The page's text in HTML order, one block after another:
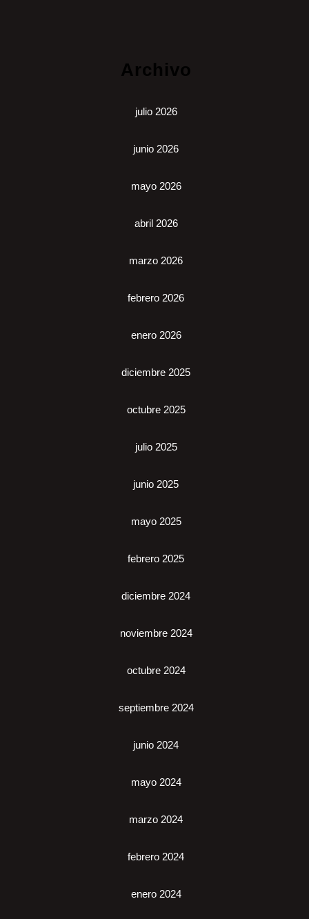
Archivo
julio 2026
junio 2026
mayo 2026
abril 2026
marzo 2026
febrero 2026
enero 2026
diciembre 2025
octubre 2025
julio 2025
junio 2025
mayo 2025
febrero 2025
diciembre 2024
noviembre 2024
octubre 2024
septiembre 2024
junio 2024
mayo 2024
marzo 2024
febrero 2024
enero 2024